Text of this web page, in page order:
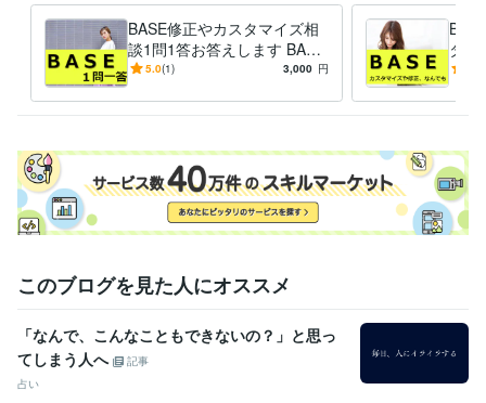
Web制作・HP作成・EC構築 ネットショップ等のWebサイト制作
ホームページ ネットショップ ECサイト ブログ
WordPress
サイト
BASE WEBサイト SEO html
集客・マーケティング相談 WEBやSNS等デジタルマーケティング
WEBサイト Instagram
インスタグラム
ツイッター
フェイスブック LINE メルマガ マーケティング
BASE修正やカスタマイズ相
談1問1答お答えします BASE
の使い方や作り方、複雑な商
5.0(1) 3,000 円
タマ
トシ
このブログを見た人にオススメ
「なんで、こんなこともできないの？」と思っ
てしまう人へ
記事
占い